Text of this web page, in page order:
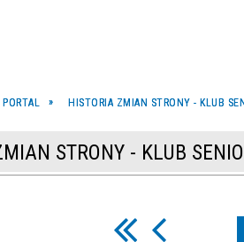
PORTAL HISTORIA ZMIAN STRONY - KLUB
STRONY - KLUB